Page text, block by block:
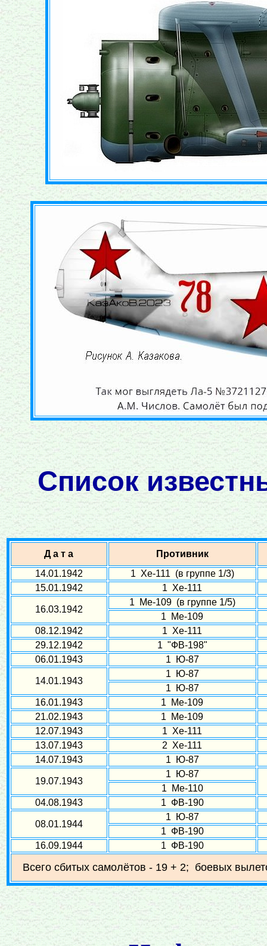
Список
Д а т а
Противник
14.01.1942
1 Хе-111 (в группе 1/3)
15.01.1942
1 Хе-111
16.03.1942
1 Ме-109 (в группе 1/5)
1 Ме-109
08.12.1942
1 Хе-111
29.12.1942
1 "ФВ-198"
06.01.1943
1 Ю-87
14.01.1943
1 Ю-87
1 Ю-87
16.01.1943
1 Ме-109
21.02.1943
1 Ме-109
12.07.1943
1 Хе-111
13.07.1943
2 Хе-111
14.07.1943
1 Ю-87
19.07.1943
1 Ю-87
1 Ме-110
04.08.1943
1 ФВ-190
08.01.1944
1 Ю-87
1 ФВ-190
16.09.1944
1 ФВ-190
Всего сбитых самолётов - 19 + 2; боевых